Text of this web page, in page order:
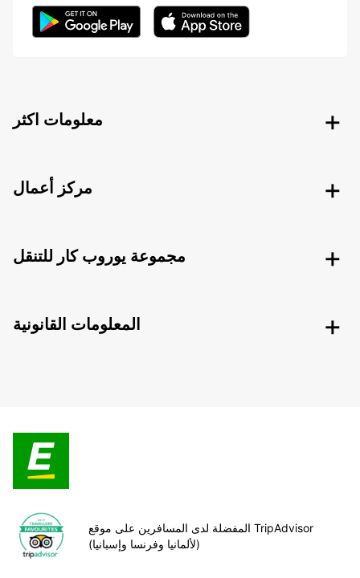
معلومات اكثر
مركز أعمال
مجموعة يوروب كار للتنقل
المعلومات القانونية
المفضلة لدى المسافرين على موقع TripAdvisor
(لألمانيا وفرنسا وإسبانيا)